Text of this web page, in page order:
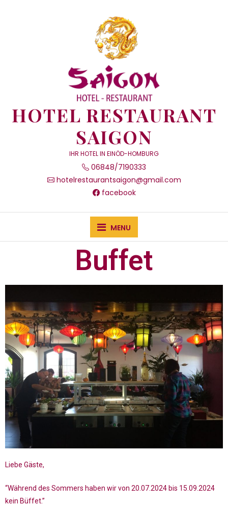
HOTEL RESTAURANT
SAIGON
IHR HOTEL IN EINÖD-HOMBURG
06848/7190333
hotelrestaurantsaigon@gmail.com
facebook
MENU
Buffet
Liebe Gäste,
“Während des Sommers haben wir von 20.07.2024 bis 15.09.2024
kein Büffet.”